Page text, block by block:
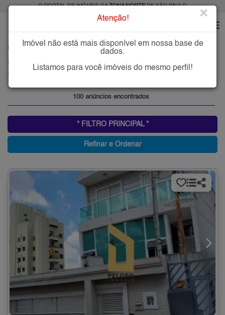
O PORTAL DE IMÓVEIS DAZONA NORTEDE SÃO PAULO
VILA ESTER
Imóveis à Venda na Vila Ester, Zona Norte de São Paulo
Vila Ester (Zona Norte), Zona Norte
100 anúncios encontrados
* FILTRO PRINCIPAL *
Refinar e Ordenar
Atenção! ×
Imóvel não está mais disponível em nossa base de
dados.
Listamos para você imóveis do mesmo perfil!